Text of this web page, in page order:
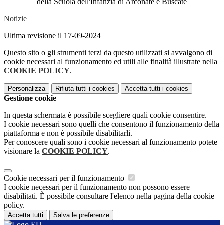
della Scuola dell'Infanzia di Arconate e Buscate
Notizie
Ultima revisione il 17-09-2024
Questo sito o gli strumenti terzi da questo utilizzati si avvalgono di
cookie necessari al funzionamento ed utili alle finalità illustrate nella
COOKIE POLICY.
Personalizza Rifiuta tutti i cookies Accetta tutti i cookies
Gestione cookie
In questa schermata è possibile scegliere quali cookie consentire.
I cookie necessari sono quelli che consentono il funzionamento della
piattaforma e non è possibile disabilitarli.
Per conoscere quali sono i cookie necessari al funzionamento potete
visionare la COOKIE POLICY.
Cookie necessari per il funzionamento
I cookie necessari per il funzionamento non possono essere
disabilitati. È possibile consultare l'elenco nella pagina della cookie
policy.
Accetta tutti Salva le preferenze